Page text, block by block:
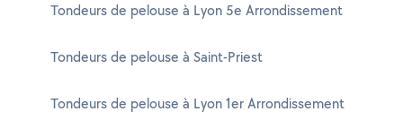
Tondeurs de pelouse à Lyon 5e Arrondissement
Tondeurs de pelouse à Saint-Priest
Tondeurs de pelouse à Lyon 1er Arrondissement